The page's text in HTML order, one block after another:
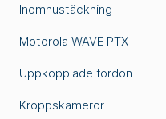
Inomhustäckning
Motorola WAVE PTX
Uppkopplade fordon
Kroppskameror